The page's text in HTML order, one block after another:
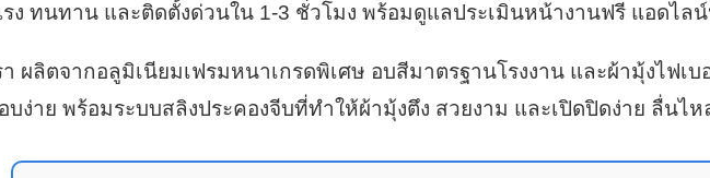
ทนทาน และติดตั้งด่วนใน 1-3 ชั่วโมง พร้อมดูแลประเมินหน้างานฟรี แอดไล
า ผลิตจากอลูมิเนียมเฟรมหนาเกรดพิเศษ อบสีมาตรฐานโรงงาน และผ้ามุ้งไฟ
ง่าย พร้อมระบบสลิงประคองจีบที่ทำให้ผ้ามุ้งตึง สวยงาม และเปิดปิดง่าย ลื่นไห